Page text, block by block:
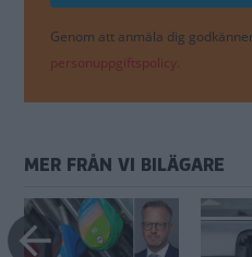
Genom att anmäla dig
personuppgiftspolicy.
MER FRÅN VI BILÄGARE